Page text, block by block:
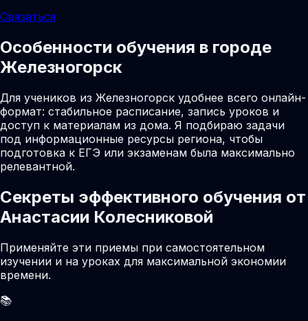
Связаться
Особенности обучения в городе
Железногорск
Для учеников из Железногорск удобнее всего онлайн-
формат: стабильное расписание, запись уроков и
доступ к материалам из дома. Я подбираю задачи
под информационные ресурсы региона, чтобы
подготовка к ЕГЭ или экзаменам была максимально
релевантной.
Секреты эффективного обучения от
Анастасии Колесниковой
Применяйте эти приемы при самостоятельном
изучении и на уроках для максимальной экономии
времени.
📚